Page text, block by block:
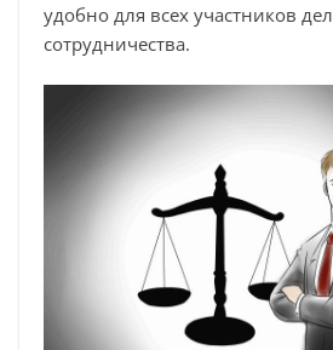
удобно для всех участников
сотрудничества.